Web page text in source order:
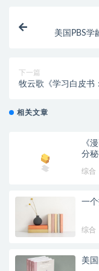
美国PBS学
下一篇
牧云歌《学习白皮书
相关文章
《
分
综合
一
综合
美